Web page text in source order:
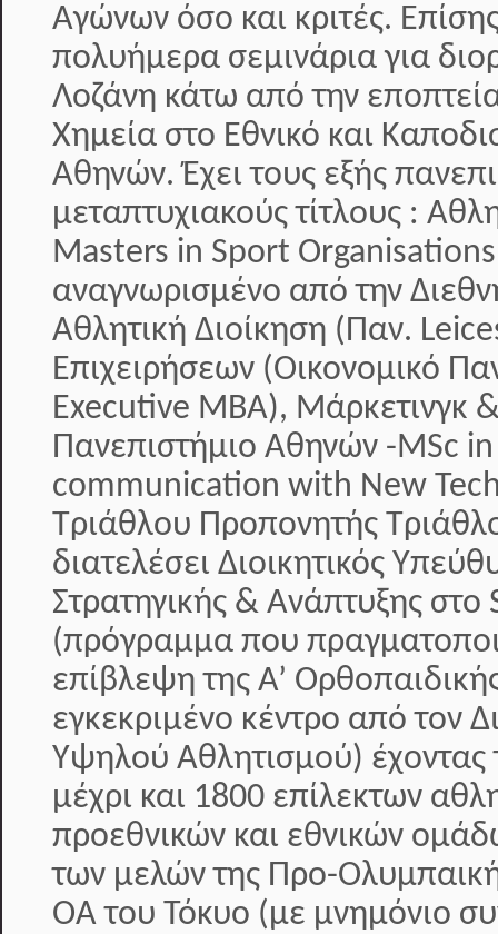
Αγώνων όσο και κριτές.
πολυήμερα σεμινάρια για
Λοζάνη κάτω από την
Χημεία στο Εθνικό και
Αθηνών. Έχει τους εξής
μεταπτυχιακούς τίτλους :
Masters in Sport
αναγνωρισμένο από την
Αθλητική Διοίκηση (Παν.
Επιχειρήσεων (Οικονομικό
Executive MBA), Μάρκετινγκ
Πανεπιστήμιο Αθηνών -MSc
communication with New
Τριάθλου Προπονητής
διατελέσει Διοικητικός
Στρατηγικής & Ανάπτυξης
(πρόγραμμα που
επίβλεψη της Α’
εγκεκριμένο κέντρο από τον
Υψηλού Αθλητισμού) έχοντας
μέχρι και 1800 επίλεκτων
προεθνικών και εθνικών
των μελών της Προ-
ΟΑ του Τόκυο (με μνημόνιο